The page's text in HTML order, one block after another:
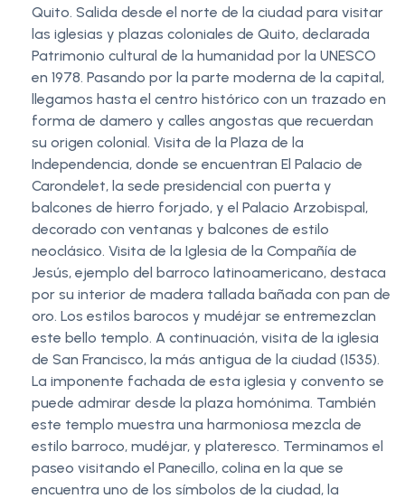
Quito. Salida desde el norte de la ciudad para visitar
las iglesias y plazas coloniales de Quito, declarada
Patrimonio cultural de la humanidad por la UNESCO
en 1978. Pasando por la parte moderna de la capital,
llegamos hasta el centro histórico con un trazado en
forma de damero y calles angostas que recuerdan
su origen colonial. Visita de la Plaza de la
Independencia, donde se encuentran El Palacio de
Carondelet, la sede presidencial con puerta y
balcones de hierro forjado, y el Palacio Arzobispal,
decorado con ventanas y balcones de estilo
neoclásico. Visita de la Iglesia de la Compañía de
Jesús, ejemplo del barroco latinoamericano, destaca
por su interior de madera tallada bañada con pan de
oro. Los estilos barocos y mudéjar se entremezclan
este bello templo. A continuación, visita de la iglesia
de San Francisco, la más antigua de la ciudad (1535).
La imponente fachada de esta iglesia y convento se
puede admirar desde la plaza homónima. También
este templo muestra una harmoniosa mezcla de
estilo barroco, mudéjar, y plateresco. Terminamos el
paseo visitando el Panecillo, colina en la que se
encuentra uno de los símbolos de la ciudad, la